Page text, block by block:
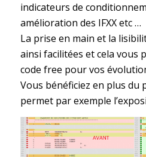
indicateurs de
amélioration des IFXX etc …
La prise en main et la
ainsi facilitées et cela vous
code free pour vos
Vous bénéficiez en plus du
permet par exemple